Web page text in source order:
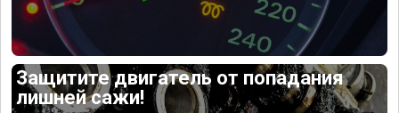
Защитите двигатель от попадания
лишней сажи!